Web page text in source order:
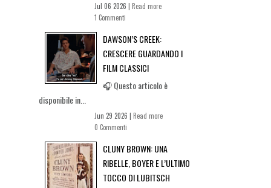
Jul 06 2026 | Read more
1 Commenti
DAWSON’S CREEK:
CRESCERE GUARDANDO I
FILM CLASSICI
🎧 Questo articolo è
disponibile in...
Jun 29 2026 | Read more
0 Commenti
CLUNY BROWN: UNA
RIBELLE, BOYER E L’ULTIMO
TOCCO DI LUBITSCH